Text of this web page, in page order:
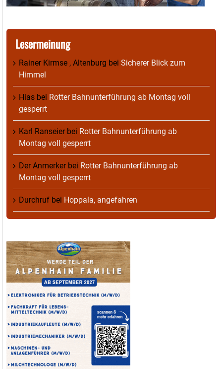
Lesermeinung
Rainer Kirmse , Altenburg bei Sicherer Blick zum
Himmel
Hias bei Rotter Bahnunterführung ab Montag voll
gesperrt
Karl Ranseierbei Rotter Bahnunterführung ab
Montag voll gesperrt
Der Anmerkerbei Rotter Bahnunterführung ab
Montag voll gesperrt
Durchruf bei Hoppala, angefahren